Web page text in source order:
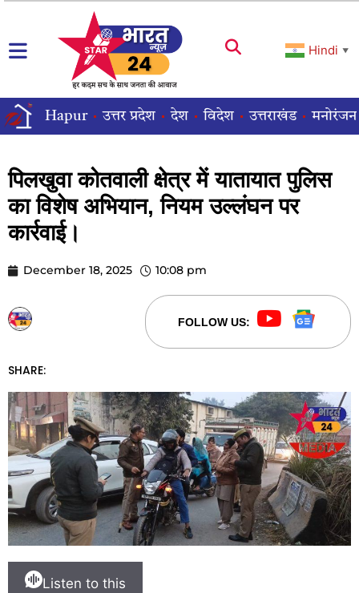
Hindi ▼
Hapur उत्तर प्रदेश देश विदेश उत्तराखंड मनोरंजन
पिलखुवा कोतवाली क्षेत्र में यातायात पुलिस
का विशेष अभियान, नियम उल्लंघन पर
कार्रवाई।
December 18, 2025 10:08 pm
STARBHARATNEWS24 FOLLOW US:
SHARE:
Listen to this